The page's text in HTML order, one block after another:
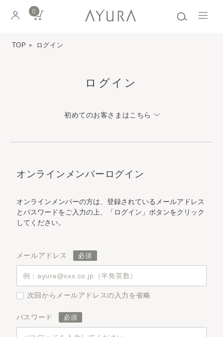
0
TOP ログイン
ログイン
初めてのお客さまはこちら
オンラインメンバーログイン
オンラインメンバーの方は、登録されているメールアドレス
とパスワードをご入力の上、「ログイン」ボタンをクリック
してください。
メールアドレス
次回からメールアドレスの入力を省略
パスワード